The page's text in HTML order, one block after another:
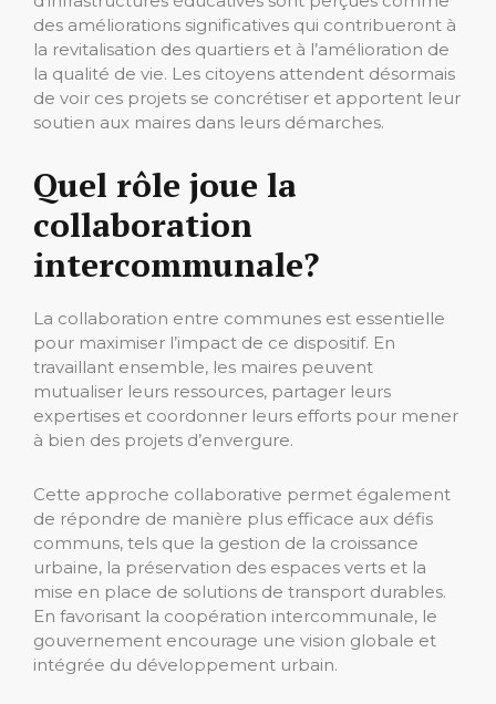
des améliorations significatives qui contribueront à
la revitalisation des quartiers et à l’amélioration de
la qualité de vie. Les citoyens attendent désormais
de voir ces projets se concrétiser et apportent leur
soutien aux maires dans leurs démarches.
Quel rôle joue la
collaboration
intercommunale?
La collaboration entre communes est essentielle
pour maximiser l’impact de ce dispositif. En
travaillant ensemble, les maires peuvent
mutualiser leurs ressources, partager leurs
expertises et coordonner leurs efforts pour mener
à bien des projets d’envergure.
Cette approche collaborative permet également
de répondre de manière plus efficace aux défis
communs, tels que la gestion de la croissance
urbaine, la préservation des espaces verts et la
mise en place de solutions de transport durables.
En favorisant la coopération intercommunale, le
gouvernement encourage une vision globale et
intégrée du développement urbain.